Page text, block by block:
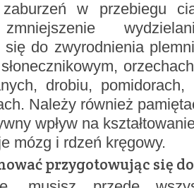
w przebiegu
się do zwyrodnienia
drobiu,
Należy również
wpływ na
mózg i rdzeń kręgowy.
przygotowując się